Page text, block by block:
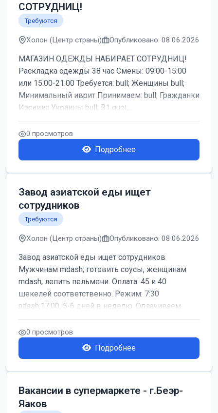
СОТРУДНИЦ!
Требуются
Холон (Центр страны) Опубликовано: 08.06.2026
МАГАЗИН ОДЕЖДЫ НАБИРАЕТ СОТРУДНИЦ!
Раскладка одежды 38 час Смены: 09:00-15:00
или 15:00-21:00 Требуется: bull; Женщины bull;
Минимальный иврит Принимаем: bull; Гражданки
Израиля Украины bull; B1 quot;...
0 просмотров
Подробнее
Завод азиатской еды ищет
сотрудников
Требуются
Холон (Центр страны) Опубликовано: 08.06.2026
Завод азиатской еды ищет сотрудников
Мужчинам mdash; готовить соусы, женщинам
mdash; лепить пельмени. Оплата: 45 и 40
шекелей соответственно. Режим: 7:30
ndash;17:00, 5-6 дней в неделю. Оплачиваем
дор...
0 просмотров
Подробнее
Вакансии в супермаркете - г.Беэр-
Яаков